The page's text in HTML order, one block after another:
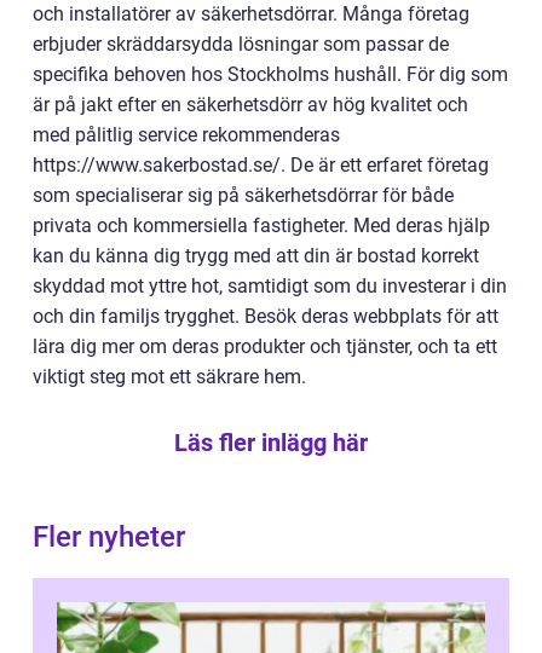
och installatörer av säkerhetsdörrar. Många företag
erbjuder skräddarsydda lösningar som passar de
specifika behoven hos Stockholms hushåll. För dig som
är på jakt efter en säkerhetsdörr av hög kvalitet och
med pålitlig service rekommenderas
https://www.sakerbostad.se/. De är ett erfaret företag
som specialiserar sig på säkerhetsdörrar för både
privata och kommersiella fastigheter. Med deras hjälp
kan du känna dig trygg med att din är bostad korrekt
skyddad mot yttre hot, samtidigt som du investerar i din
och din familjs trygghet. Besök deras webbplats för att
lära dig mer om deras produkter och tjänster, och ta ett
viktigt steg mot ett säkrare hem.
Läs fler inlägg här
Fler nyheter